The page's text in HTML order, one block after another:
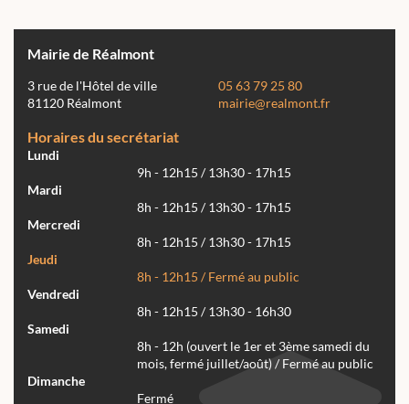
Mairie de Réalmont
3 rue de l'Hôtel de ville
81120 Réalmont
05 63 79 25 80
mairie@realmont.fr
Horaires du secrétariat
Lundi
9h - 12h15 / 13h30 - 17h15
Mardi
8h - 12h15 / 13h30 - 17h15
Mercredi
8h - 12h15 / 13h30 - 17h15
Jeudi
8h - 12h15 / Fermé au public
Vendredi
8h - 12h15 / 13h30 - 16h30
Samedi
8h - 12h (ouvert le 1er et 3ème samedi du
mois, fermé juillet/août) / Fermé au public
Dimanche
Fermé